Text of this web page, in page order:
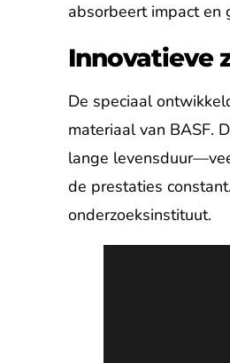
absorbeert impact en
Innovatieve
De speciaal
materiaal van BASF.
lange
de prestaties
onderzoeksinstituut.